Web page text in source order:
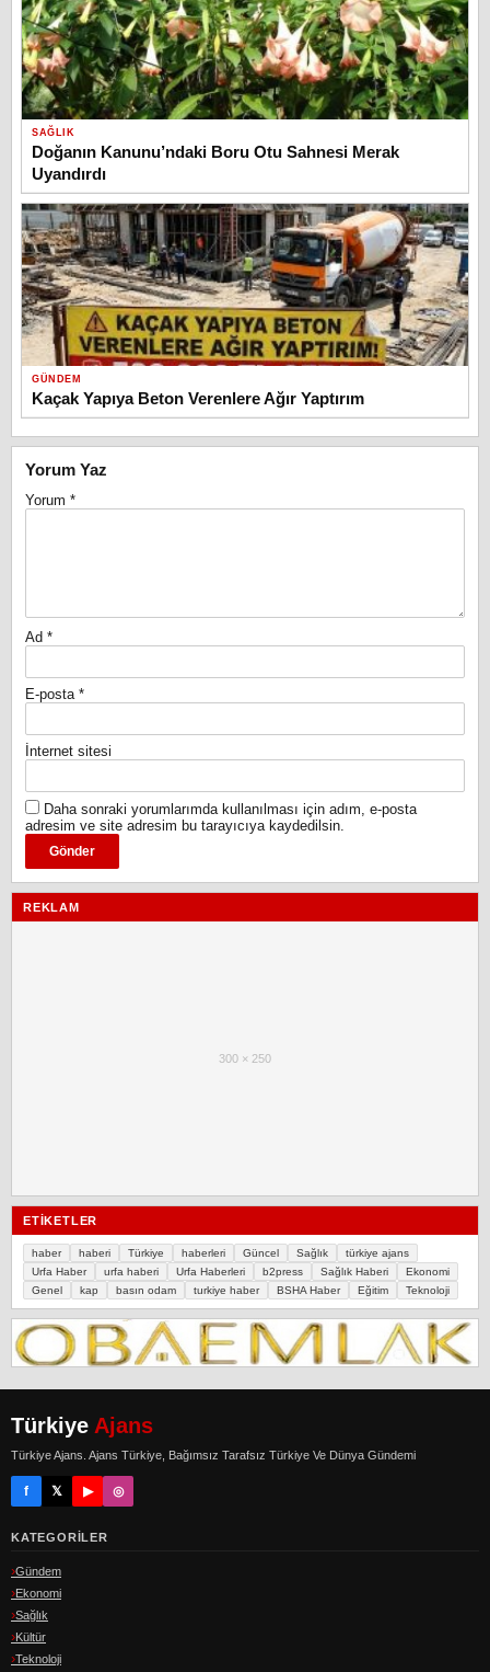
SAĞLIK
Doğanın Kanunu’ndaki Boru Otu Sahnesi Merak
Uyandırdı
GÜNDEM
Kaçak Yapıya Beton Verenlere Ağır Yaptırım
Yorum Yaz
Yorum *
Ad *
E-posta *
İnternet sitesi
Daha sonraki yorumlarımda kullanılması için adım, e-posta
adresim ve site adresim bu tarayıcıya kaydedilsin.
REKLAM
300 × 250
ETIKETLER
haber haberi Türkiye haberleri Güncel Sağlık
türkiye ajans
Urfa Haber
urfa haberi Urfa Haberleri b2press Sağlık Haberi
Ekonomi
Genel
kap basın odam turkiye haber BSHA Haber Eğitim Teknoloji
Türkiye Ajans
Türkiye Ajans. Ajans Türkiye, Bağımsız Tarafsız Türkiye Ve Dünya Gündemi
f 𝕏 ▶ ◎
KATEGORILER
Gündem
Ekonomi
Sağlık
Kültür
Teknoloji